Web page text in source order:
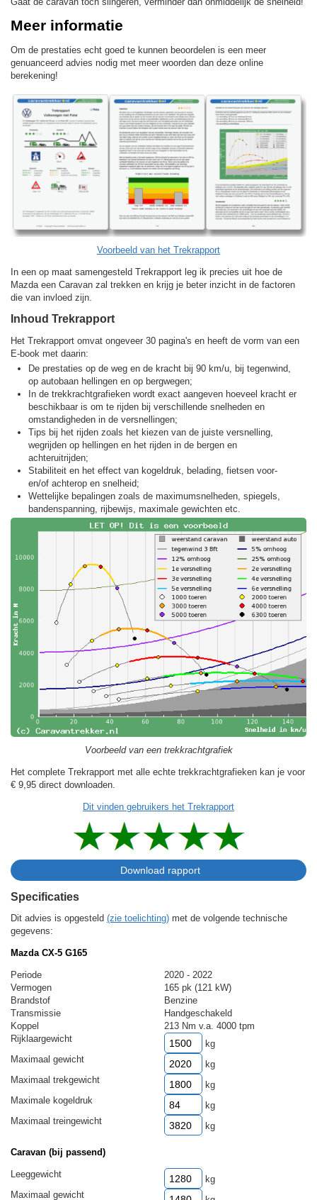
Meer informatie
Om de prestaties echt goed te kunnen beoordelen is een meer
genuanceerd advies nodig met meer woorden dan deze online
berekening!
Voorbeeld van het Trekrapport
In een op maat samengesteld Trekrapport leg ik precies uit hoe de
Mazda een Caravan zal trekken en krijg je beter inzicht in de factoren
die van invloed zijn.
Inhoud Trekrapport
Het Trekrapport omvat ongeveer 30 pagina's en heeft de vorm van een
E-book met daarin:
De prestaties op de weg en de kracht bij 90 km/u, bij tegenwind,
op autobaan hellingen en op bergwegen;
In de trekkracht­grafieken wordt exact aangeven hoeveel kracht er
beschikbaar is om te rijden bij verschillende snelheden en
omstandigheden in de versnellingen;
Tips bij het rijden zoals het kiezen van de juiste versnelling,
wegrijden op hellingen en het rijden in de bergen en
achteruitrijden;
Stabiliteit en het effect van kogeldruk, belading, fietsen voor-
en/of achterop en snelheid;
Wettelijke bepalingen zoals de maximumsnelheden, spiegels,
bandenspanning, rijbewijs, maximale gewichten etc.
Voorbeeld van een trekkrachtgrafiek
Het complete Trekrapport met alle echte trekkrachtgrafieken kan je voor
€ 9,95 direct downloaden.
Dit vinden gebruikers het Trekrapport
Specificaties
Dit advies is opgesteld (zie toelichting) met de volgende technische
gegevens:
Mazda CX-5 G165
Periode
2020 - 2022
Vermogen
165 pk (121 kW)
Brandstof
Benzine
Transmissie
Handgeschakeld
Koppel
213 Nm v.a. 4000 tpm
Rijklaargewicht
kg
Maximaal gewicht
kg
Maximaal trekgewicht
kg
Maximale kogeldruk
kg
Maximaal treingewicht
kg
Caravan (bij passend)
Leeggewicht
kg
Maximaal gewicht